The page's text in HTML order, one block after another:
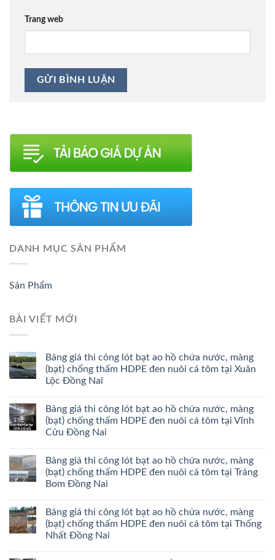
Trang web
DANH MỤC SẢN PHẨM
Sản Phẩm
BÀI VIẾT MỚI
Bảng giá thi công lót bạt ao hồ chứa nước, màng
(bạt) chống thấm HDPE đen nuôi cá tôm tại Xuân
Lộc Đồng Nai
Bảng giá thi công lót bạt ao hồ chứa nước, màng
(bạt) chống thấm HDPE đen nuôi cá tôm tại Vĩnh
Cửu Đồng Nai
Bảng giá thi công lót bạt ao hồ chứa nước, màng
(bạt) chống thấm HDPE đen nuôi cá tôm tại Trảng
Bom Đồng Nai
Bảng giá thi công lót bạt ao hồ chứa nước, màng
(bạt) chống thấm HDPE đen nuôi cá tôm tại Thống
Nhất Đồng Nai